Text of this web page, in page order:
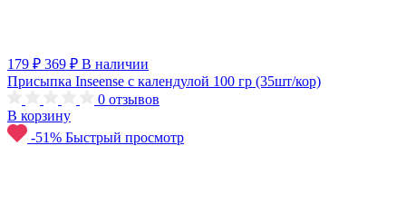
179 ₽ 369 ₽ В наличии
Присыпка Inseense с календулой 100 гр (35шт/кор)
0 отзывов
В корзину
-51% Быстрый просмотр